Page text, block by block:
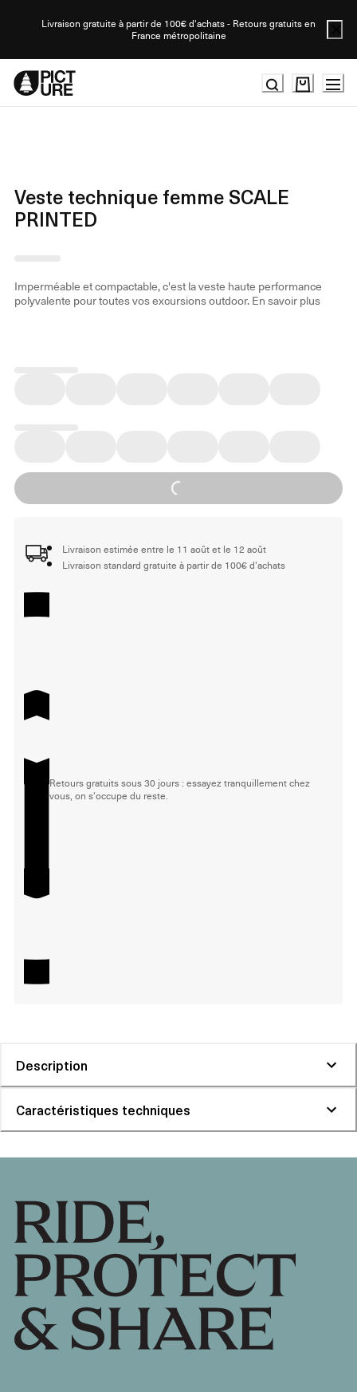
Livraison gratuite à partir de 100€ d'achats - Retours gratuits en
France métropolitaine
Veste technique femme SCALE
PRINTED
Imperméable et compactable, c'est la veste haute performance
polyvalente pour toutes vos excursions outdoor.En savoir plus
Loading...
Livraison estimée entre le 11 août et le 12 août
Livraison standard gratuite à partir de 100€ d'achats
Retours gratuits sous 30 jours : essayez tranquillement chez
vous, on s'occupe du reste.
Description
Caractéristiques techniques